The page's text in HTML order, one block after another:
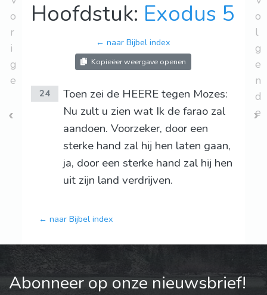
o
r
i
g
e
Hoofdstuk: Exodus 5
← naar Bijbel index
Kopieëer weergave openen
24
Toen zei de HEERE tegen Mozes:
Nu zult u zien wat Ik de farao zal
aandoen. Voorzeker, door een
sterke hand zal hij hen laten gaan,
ja, door een sterke hand zal hij hen
uit zijn land verdrijven.
← naar Bijbel index
o
l
g
e
n
d
e
Abonneer op onze nieuwsbrief!